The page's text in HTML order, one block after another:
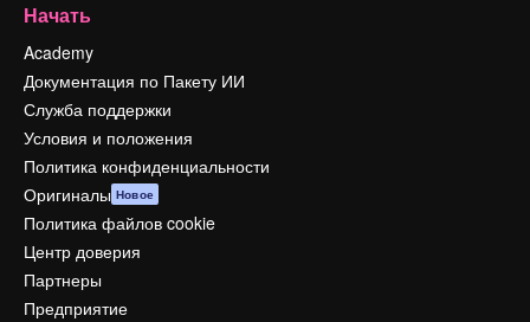
Начать
Academy
Документация по Пакету ИИ
Служба поддержки
Условия и положения
Политика конфиденциальности
Оригиналы Новое
Политика файлов cookie
Центр доверия
Партнеры
Предприятие